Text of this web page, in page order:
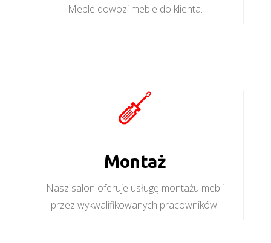
Meble dowozi meble do klienta.
Montaż
Nasz salon oferuje usługę montażu mebli
przez wykwalifikowanych pracowników.